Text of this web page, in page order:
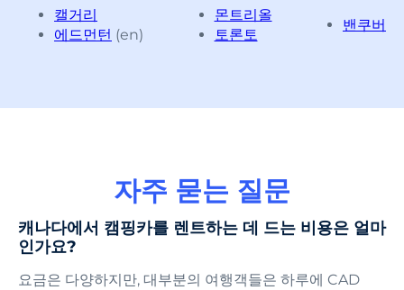
캘거리
에드먼턴 (en)
몬트리올
토론토
밴쿠버
자주 묻는 질문
캐나다에서 캠핑카를 렌트하는 데 드는 비용은 얼마
인가요?
요금은 다양하지만, 대부분의 여행객들은 하루에 CAD